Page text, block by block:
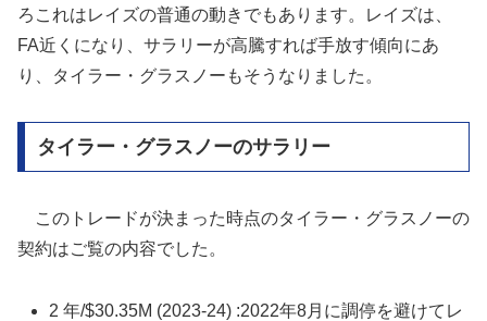
ろこれはレイズの普通の動きでもあります。レイズは、
FA近くになり、サラリーが高騰すれば手放す傾向にあ
り、タイラー・グラスノーもそうなりました。
タイラー・グラスノーのサラリー
このトレードが決まった時点のタイラー・グラスノーの
契約はご覧の内容でした。
2 年/$30.35M (2023-24) :2022年8月に調停を避けてレ